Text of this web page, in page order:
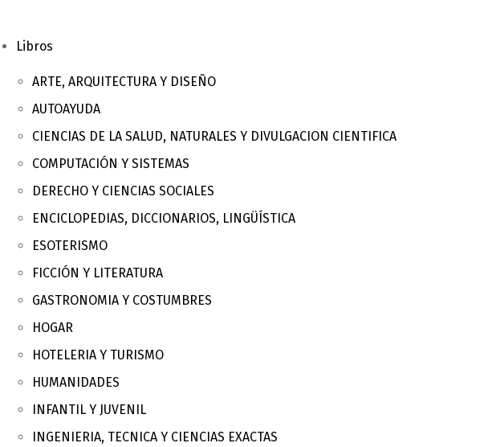
Libros
ARTE, ARQUITECTURA Y DISEÑO
AUTOAYUDA
CIENCIAS DE LA SALUD, NATURALES Y DIVULGACION CIENTIFICA
COMPUTACIÓN Y SISTEMAS
DERECHO Y CIENCIAS SOCIALES
ENCICLOPEDIAS, DICCIONARIOS, LINGÜÍSTICA
ESOTERISMO
FICCIÓN Y LITERATURA
GASTRONOMIA Y COSTUMBRES
HOGAR
HOTELERIA Y TURISMO
HUMANIDADES
INFANTIL Y JUVENIL
INGENIERIA, TECNICA Y CIENCIAS EXACTAS